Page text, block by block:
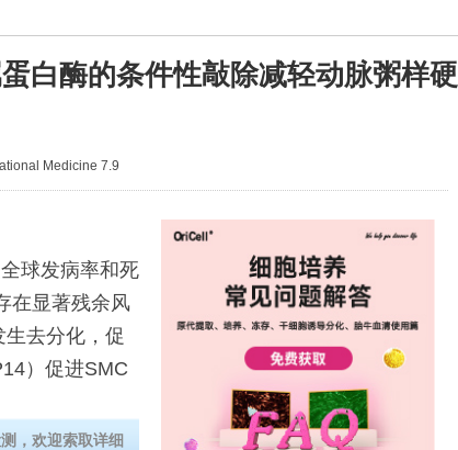
白酶的条件性敲除减轻动脉粥样硬
Medicine 7.9
球发病率和死
在显著残余风
去分化，促
）促进SMC
，欢迎索取详细